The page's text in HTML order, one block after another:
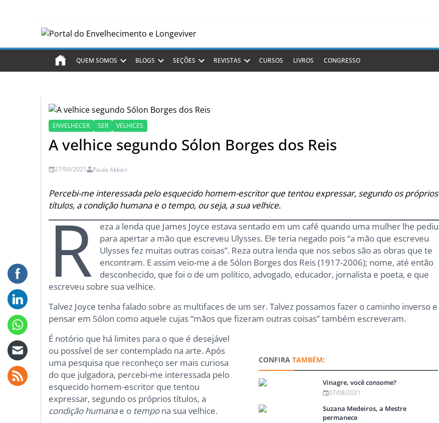
QUEM SOMOS BLOGS SEÇÕES REVISTAS CURSOS LIVROS CONGRESSO
ENVELHECER SER VELHICES
A velhice segundo Sólon Borges dos Reis
27/09/2021 Paula Akkari
Percebi-me interessada pelo esquecido homem-escritor que tentou expressar, segundo os próprios
títulos, a condição humana e o tempo, ou seja, a sua velhice.
R
eza a lenda que James Joyce estava sentado em um café quando uma mulher lhe pediu
para apertar a mão que escreveu Ulysses. Ele teria negado pois “a mão que escreveu
Ulysses fez muitas outras coisas”. Reza outra lenda que nos sebos são as obras que te
encontram. E assim veio-me a de Sólon Borges dos Reis (1917-2006); nome, até então
desconhecido, que foi o de um político, advogado, educador, jornalista e poeta, e que
escreveu sobre sua velhice.
Talvez Joyce tenha falado sobre as multifaces de um ser. Talvez possamos fazer o caminho inverso e
pensar em Sólon como aquele cujas “mãos que fizeram outras coisas” também escreveram.
CONFIRATAMBÉM:
Vinagre, você consome?
07/08/2021
Suzana Medeiros, a Mestre
permanece
É notório que há limites para o que é desejável
ou possível de ser contemplado na arte. Após
uma pesquisa que reconheço ser mais curiosa
do que julgadora, percebi-me interessada pelo
esquecido homem-escritor que tentou
expressar, segundo os próprios títulos, a
condição humanae o tempona sua velhice.